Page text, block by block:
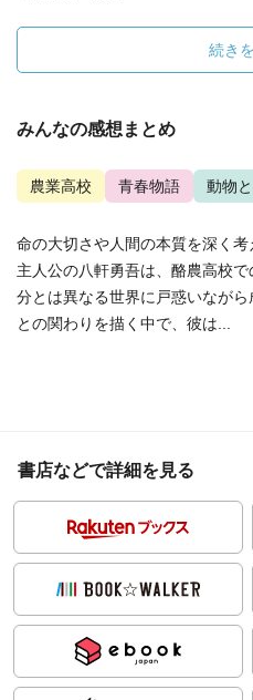
続き
みんなの感想まとめ
農業高校 青春物語 動物
命の大切さや人間の本質を深く考
主人公の八軒勇吾は、酪農高校
分とは異なる世界に戸惑いなが
との関わりを描く中で、彼は...
書店などで詳細を見る